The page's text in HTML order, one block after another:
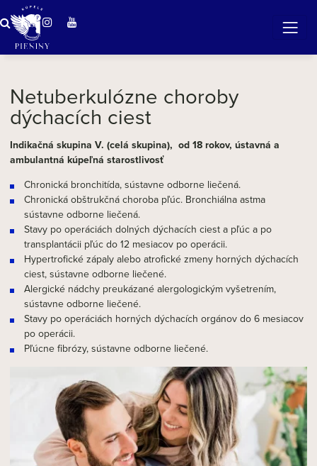
Zázračná voda v Pieninách
Netuberkulózne choroby
dýchacích ciest
Indikačná skupina V. (celá skupina), od 18 rokov, ústavná a
ambulantná kúpeľná starostlivosť
Chronická bronchitída, sústavne odborne liečená.
Chronická obštrukčná choroba pľúc. Bronchiálna astma
sústavne odborne liečená.
Stavy po operáciách dolných dýchacích ciest a pľúc a po
transplantácii pľúc do 12 mesiacov po operácii.
Hypertrofické zápaly alebo atrofické zmeny horných dýchacích
ciest, sústavne odborne liečené.
Alergické nádchy preukázané alergologickým vyšetrením,
sústavne odborne liečené.
Stavy po operáciách horných dýchacích orgánov do 6 mesiacov
po operácii.
Pľúcne fibrózy, sústavne odborne liečené.